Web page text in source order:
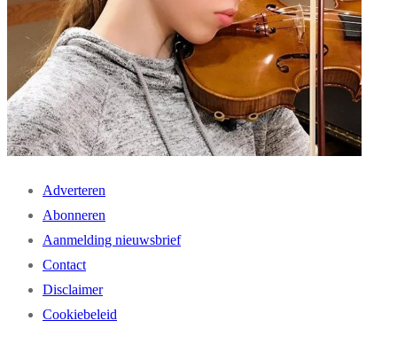
Adverteren
Abonneren
Aanmelding nieuwsbrief
Contact
Disclaimer
Cookiebeleid